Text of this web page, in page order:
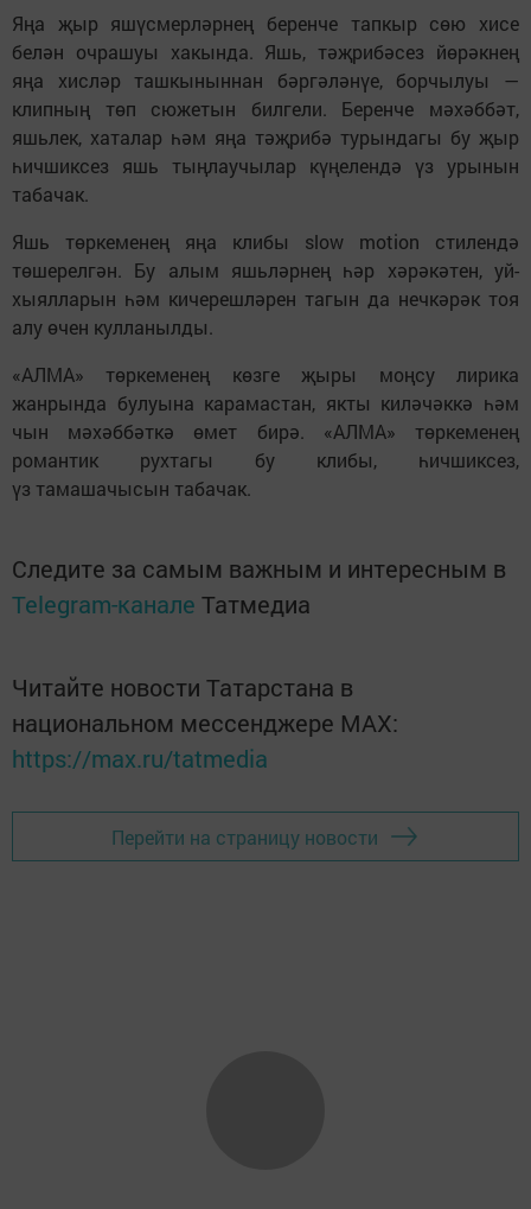
Яңа җыр яшүсмерләрнең беренче тапкыр сөю хисе
белән очрашуы хакында. Яшь, тәҗрибәсез йөрәкнең
яңа хисләр ташкыныннан бәргәләнүе, борчылуы —
клипның төп сюжетын билгели. Беренче мәхәббәт,
яшьлек, хаталар һәм яңа тәҗрибә турындагы бу җыр
һичшиксез яшь тыңлаучылар күңелендә үз урынын
табачак.
Яшь төркеменең яңа клибы slow motion стилендә
төшерелгән. Бу алым яшьләрнең һәр хәрәкәтен, уй-
хыялларын һәм кичерешләрен тагын да нечкәрәк тоя
алу өчен кулланылды.
«АЛМА» төркеменең көзге җыры моңсу лирика
жанрында булуына карамастан, якты киләчәккә һәм
чын мәхәббәткә өмет бирә. «АЛМА» төркеменең
романтик рухтагы бу клибы, һичшиксез,
үз тамашачысын табачак.
Следите за самым важным и интересным в
Telegram-канале Татмедиа
Читайте новости Татарстана в
национальном мессенджере MАХ:
https://max.ru/tatmedia
Перейти на страницу новости